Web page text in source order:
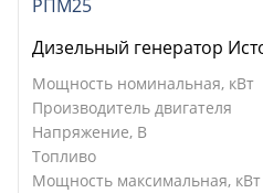
Дизельный генератор
Мощность номинальная, кВт
Производитель двигателя
Напряжение, В
Топливо
Мощность максимальная, кВт